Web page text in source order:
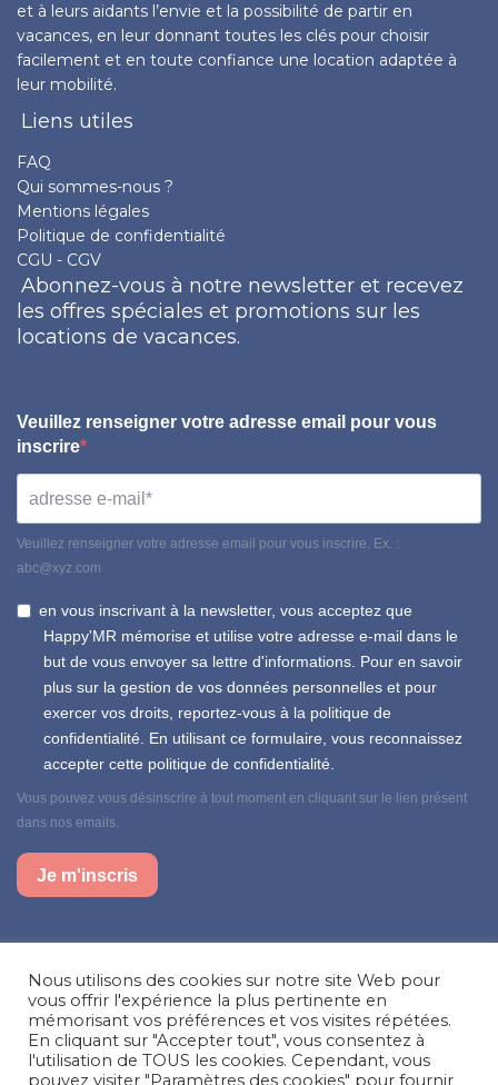
et à leurs aidants l’envie et la possibilité de partir en
vacances, en leur donnant toutes les clés pour choisir
facilement et en toute confiance une location adaptée à
leur mobilité.
Liens utiles
FAQ
Qui sommes-nous ?
Mentions légales
Politique de confidentialité
CGU - CGV
Abonnez-vous à notre newsletter et recevez
les offres spéciales et promotions sur les
locations de vacances.
Veuillez renseigner votre adresse email pour vous
inscrire
Veuillez renseigner votre adresse email pour vous inscrire. Ex. :
abc@xyz.com
en vous inscrivant à la newsletter, vous acceptez que
Happy'MR mémorise et utilise votre adresse e-mail dans le
but de vous envoyer sa lettre d'informations. Pour en savoir
plus sur la gestion de vos données personnelles et pour
exercer vos droits, reportez-vous à la politique de
confidentialité. En utilisant ce formulaire, vous reconnaissez
accepter cette politique de confidentialité.
Vous pouvez vous désinscrire à tout moment en cliquant sur le lien présent
dans nos emails.
Je m'inscris
Facebook
Instagram
LinkedIn
Besoin d’aide, une question ?
Nous utilisons des cookies sur notre site Web pour
vous offrir l'expérience la plus pertinente en
mémorisant vos préférences et vos visites répétées.
En cliquant sur "Accepter tout", vous consentez à
l'utilisation de TOUS les cookies. Cependant, vous
pouvez visiter "Paramètres des cookies" pour fournir